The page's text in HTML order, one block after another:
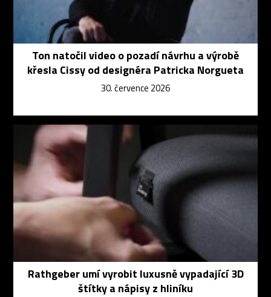
Ton natočil video o pozadí návrhu a výrobě
křesla Cissy od designéra Patricka Norgueta
30. července 2026
Rathgeber umí vyrobit luxusně vypadající 3D
štítky a nápisy z hliníku